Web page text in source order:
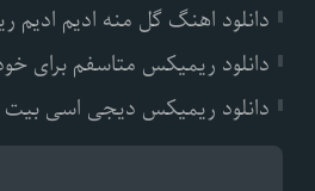
دانلود اهنگ گل منه ادیم ادیم
دانلود ریمیکس متاسفم برای
دانلود ریمیکس دیجی اسی